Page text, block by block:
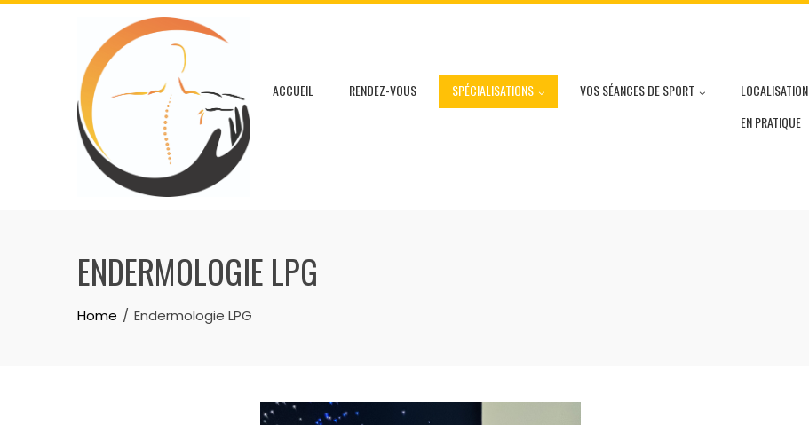
Skip
ACCUEIL RENDEZ-VOUS SPÉCIALISATIONS VOS SÉANCES DE SPORT LOCALISATION
EN PRATIQUE
ENDERMOLOGIE LPG
Home Endermologie LPG